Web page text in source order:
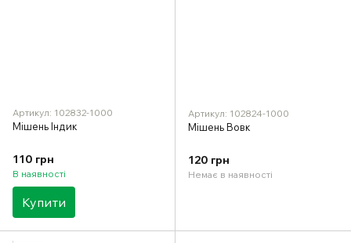
Артикул: 102832-1000
Мішень Індик
110 грн
В наявності
Купити
Артикул: 102824-1000
Мішень Вовк
120 грн
Немає в наявності